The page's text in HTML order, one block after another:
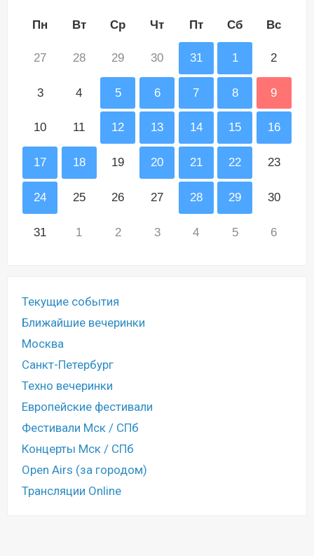
Пн Вт Ср Чт Пт Сб Вс
27 28 29 30 31 1 2
3 4 5 6 7 8 9
10 11 12 13 14 15 16
17 18 19 20 21 22 23
24 25 26 27 28 29 30
31 1 2 3 4 5 6
Текущие события
Ближайшие вечеринки
Москва
Санкт-Петербург
Техно вечеринки
Европейские фестивали
Фестивали Мск / СПб
Концерты Мск / СПб
Open Airs (за городом)
Трансляции Online